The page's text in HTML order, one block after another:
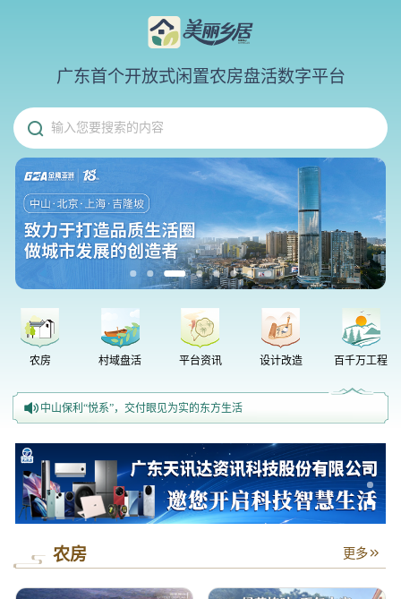
广东首个开放式闲置农房盘活数字平台
输入您要搜索的内容
农房 村域盘活 平台资讯 设计改造 百千万工程
省级表彰！中山文旅集团“美丽乡居”平台斩获优秀运营奖
三伏将至，“冬病夏治”开启！三伏贴来啦
中山保利“悦系”，交付眼见为实的东方生活
串联五桂山和南朗！中山打造28公里绿美公路通村达海
农房 更多